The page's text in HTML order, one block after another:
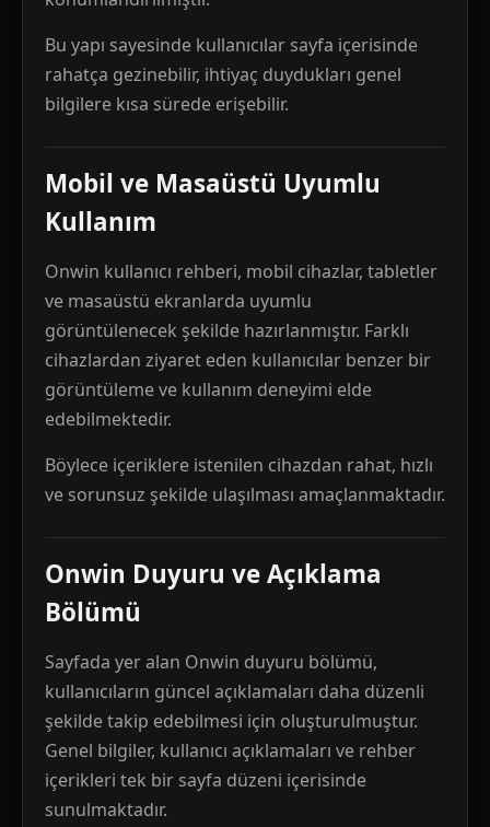
Bu yapı sayesinde kullanıcılar sayfa içerisinde
rahatça gezinebilir, ihtiyaç duydukları genel
bilgilere kısa sürede erişebilir.
Mobil ve Masaüstü Uyumlu
Kullanım
Onwin kullanıcı rehberi, mobil cihazlar, tabletler
ve masaüstü ekranlarda uyumlu
görüntülenecek şekilde hazırlanmıştır. Farklı
cihazlardan ziyaret eden kullanıcılar benzer bir
görüntüleme ve kullanım deneyimi elde
edebilmektedir.
Böylece içeriklere istenilen cihazdan rahat, hızlı
ve sorunsuz şekilde ulaşılması amaçlanmaktadır.
Onwin Duyuru ve Açıklama
Bölümü
Sayfada yer alan Onwin duyuru bölümü,
kullanıcıların güncel açıklamaları daha düzenli
şekilde takip edebilmesi için oluşturulmuştur.
Genel bilgiler, kullanıcı açıklamaları ve rehber
içerikleri tek bir sayfa düzeni içerisinde
sunulmaktadır.